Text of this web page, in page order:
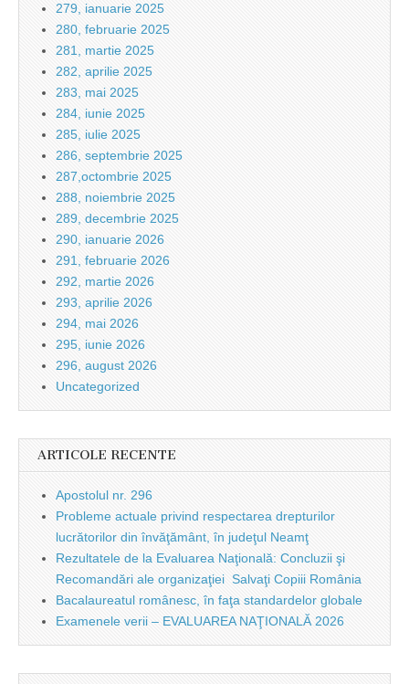
279, ianuarie 2025
280, februarie 2025
281, martie 2025
282, aprilie 2025
283, mai 2025
284, iunie 2025
285, iulie 2025
286, septembrie 2025
287,octombrie 2025
288, noiembrie 2025
289, decembrie 2025
290, ianuarie 2026
291, februarie 2026
292, martie 2026
293, aprilie 2026
294, mai 2026
295, iunie 2026
296, august 2026
Uncategorized
ARTICOLE RECENTE
Apostolul nr. 296
Probleme actuale privind respectarea drepturilor
lucrătorilor din învăţământ, în judeţul Neamţ
Rezultatele de la Evaluarea Naţională: Concluzii şi
Recomandări ale organizaţiei Salvaţi Copiii România
Bacalaureatul românesc, în faţa standardelor globale
Examenele verii – EVALUAREA NAŢIONALĂ 2026